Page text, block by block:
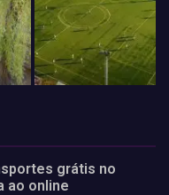
grátis no
ao online